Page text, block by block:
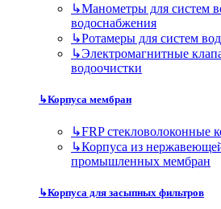
↳Манометры для систем
водоснабжения
↳Ротамеры для систем
↳Электромагнитные
водоочистки
↳Корпуса мембран
↳FRP стекловолоконные
↳Корпуса из
промышленных мембран
↳Корпуса для засыпных фильтров